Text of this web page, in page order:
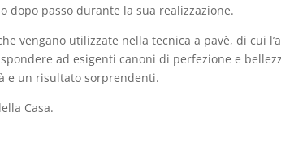
passo durante la sua realizzazione.
vengano utilizzate nella tecnica a pavè, di cui
ad esigenti canoni di perfezione e
e un risultato sorprendenti.
Casa.